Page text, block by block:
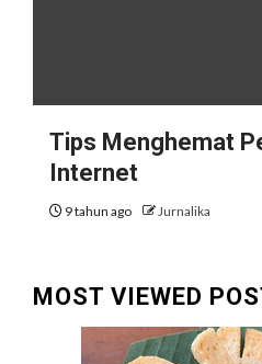
Tips Menghemat
Internet
9 tahun ago Jurnalika
MOST VIEWED